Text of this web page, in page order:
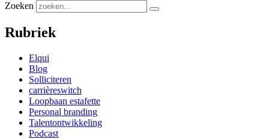
Zoeken
Rubriek
Elqui
Blog
Solliciteren
carrièreswitch
Loopbaan estafette
Personal branding
Talentontwikkeling
Podcast